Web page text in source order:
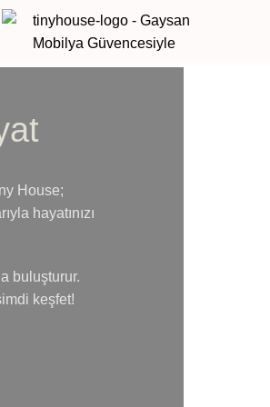
House;
hayatınızı
buluşturur.
keşfet!